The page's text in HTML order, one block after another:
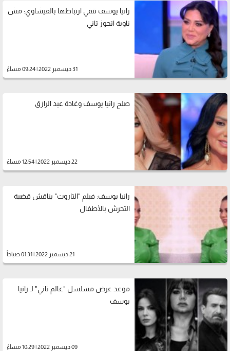
رانيا يوسف تنفي ارتباطها بالفيشاوي: مش
ناوية اتجوز تاني
31 ديسمبر 2022 | 09:24 مساءً
صلح رانيا يوسف وغادة عبد الرازق
22 ديسمبر 2022 | 12:54 مساءً
رانيا يوسف: فيلم "التاروت" يناقش قضية
التحرش بالأطفال
21 ديسمبر 2022 | 01:31 صباحاً
موعد عرض مسلسل "عالم تاني" لـ رانيا
يوسف
09 ديسمبر 2022 | 10:29 مساءً